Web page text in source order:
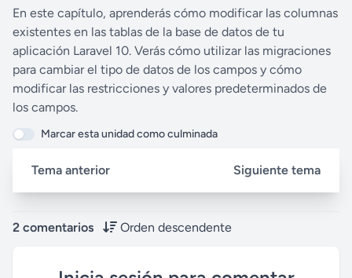
En este capítulo, aprenderás cómo modificar las columnas
existentes en las tablas de la base de datos de tu
aplicación Laravel 10. Verás cómo utilizar las migraciones
para cambiar el tipo de datos de los campos y cómo
modificar las restricciones y valores predeterminados de
los campos.
Marcar esta unidad como culminada
Tema anterior Siguiente tema
2 comentarios Orden descendente